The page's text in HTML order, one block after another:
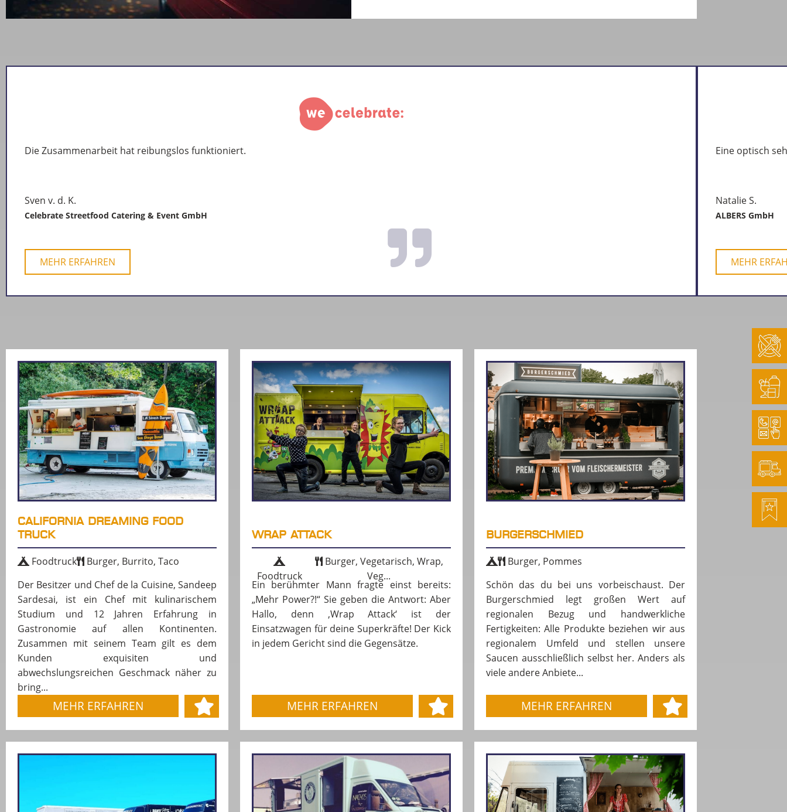
Die Zusammenarbeit hat reibungslos funktioniert.
Sven v. d. K.
Celebrate Streetfood Catering & Event GmbH
MEHR ERFAHREN
Eine optisch
Natalie S.
ALBERS GmbH
MEHR
CALIFORNIA DREAMING FOOD
TRUCK
Foodtruck
Burger, Burrito, Taco
Der Besitzer und Chef de la Cuisine, Sandeep
Sardesai, ist ein Chef mit kulinarischem
Studium und 12 Jahren Erfahrung in
Gastronomie auf allen Kontinenten.
Zusammen mit seinem Team gilt es dem
Kunden exquisiten und
abwechslungsreichen Geschmack näher zu
bring...
MEHR ERFAHREN
WRAP ATTACK
Foodtruck
Burger, Vegetarisch, Wrap,
Veg...
Ein berühmter Mann fragte einst bereits:
„Mehr Power?!“ Sie geben die Antwort: Aber
Hallo, denn ‚Wrap Attack‘ ist der
Einsatzwagen für deine Superkräfte! Der Kick
in jedem Gericht sind die Gegensätze.
MEHR ERFAHREN
BURGERSCHMIED
Burger, Pommes
Schön das du bei uns vorbeischaust. Der
Burgerschmied legt großen Wert auf
regionalen Bezug und handwerkliche
Fertigkeiten: Alle Produkte beziehen wir aus
regionalem Umfeld und stellen unsere
Saucen ausschließlich selbst her. Anders als
viele andere Anbiete...
MEHR ERFAHREN